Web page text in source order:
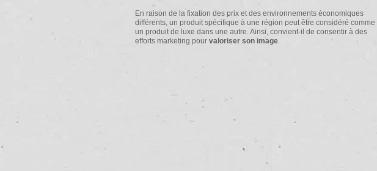
En raison de la fixation des prix et des environnements économiques
différents, un produit spécifique à une région peut être considéré comme
un produit de luxe dans une autre. Ainsi, convient-il de consentir à des
efforts marketing pour valoriser son image.